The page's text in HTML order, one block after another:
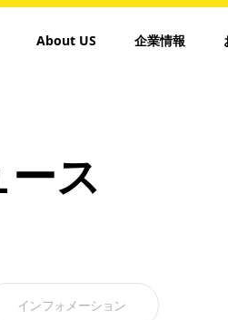
About US 企業情報
ス
インフォメーション